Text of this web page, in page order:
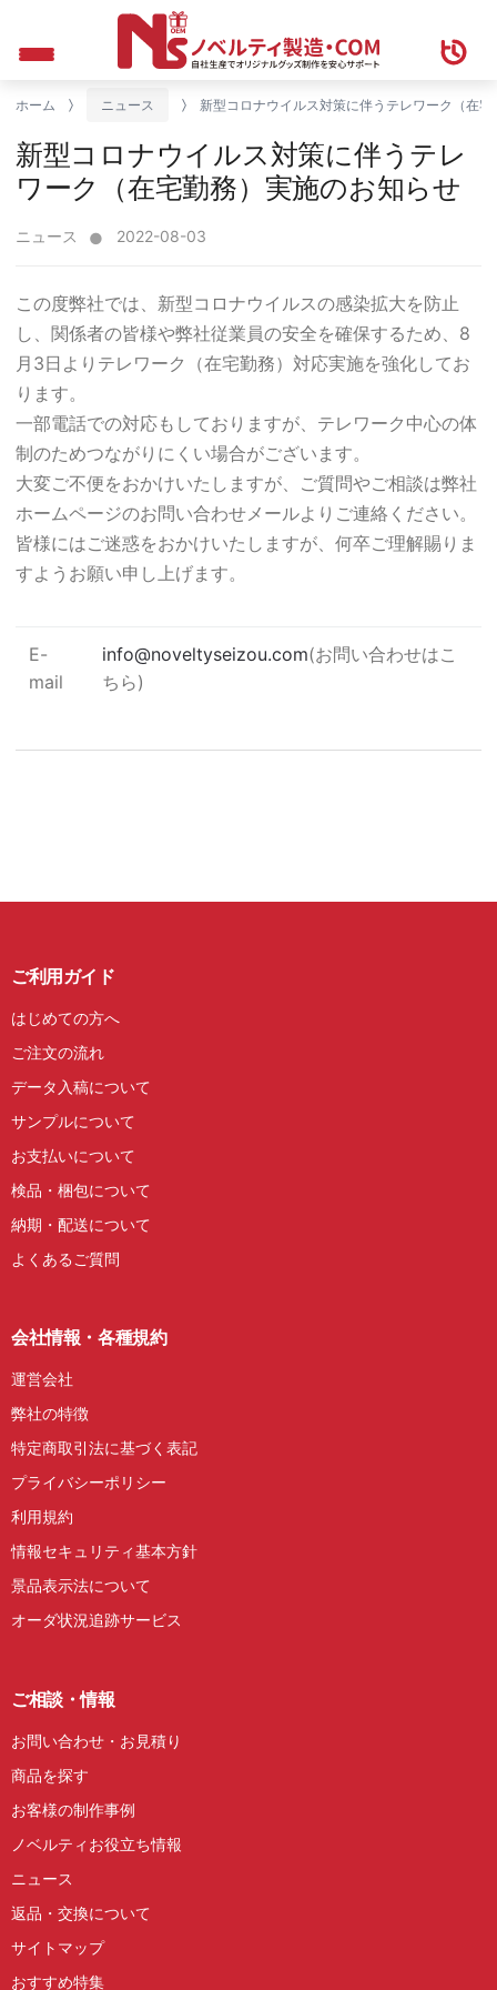
ホーム ニュース 新型コロナウイルス対策に伴うテレワーク（在
新型コロナウイルス対策に伴うテレ
ワーク（在宅勤務）実施のお知らせ
ニュース 2022-08-03
この度弊社では、新型コロナウイルスの感染拡大を防止
し、関係者の皆様や弊社従業員の安全を確保するため、8
月3日よりテレワーク（在宅勤務）対応実施を強化してお
ります。
一部電話での対応もしておりますが、テレワーク中心の体
制のためつながりにくい場合がございます。
大変ご不便をおかけいたしますが、ご質問やご相談は弊社
ホームページのお問い合わせメールよりご連絡ください。
皆様にはご迷惑をおかけいたしますが、何卒ご理解賜りま
すようお願い申し上げます。
E-
mail
info@noveltyseizou.com(お問い合わせはこ
ちら)
ご利用ガイド
はじめての方へ
ご注文の流れ
データ入稿について
サンプルについて
お支払いについて
検品・梱包について
納期・配送について
よくあるご質問
会社情報・各種規約
運営会社
弊社の特徴
特定商取引法に基づく表記
プライバシーポリシー
利用規約
情報セキュリティ基本方針
景品表示法について
オーダ状況追跡サービス
ご相談・情報
お問い合わせ・お見積り
商品を探す
お客様の制作事例
ノベルティお役立ち情報
ニュース
返品・交換について
サイトマップ
おすすめ特集